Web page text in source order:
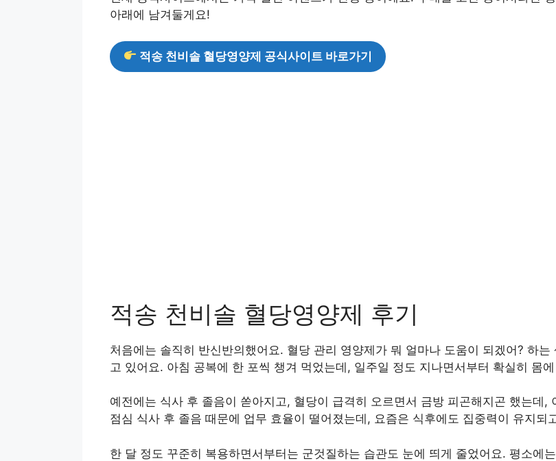
아래에 남겨둘게요!
적송 천비솔 혈당영양제 공식사이트 바로가기
적송 천비솔 혈당영양제 후기
처음에는 솔직히 반신반의했어요. 혈당 관리 영양제가 뭐 얼마나 도움이 되겠어? 하
고 있어요. 아침 공복에 한 포씩 챙겨 먹었는데, 일주일 정도 지나면서부터 확실히 몸
예전에는 식사 후 졸음이 쏟아지고, 혈당이 급격히 오르면서 금방 피곤해지곤 했는데,
점심 식사 후 졸음 때문에 업무 효율이 떨어졌는데, 요즘은 식후에도 집중력이 유지되
한 달 정도 꾸준히 복용하면서부터는 군것질하는 습관도 눈에 띄게 줄었어요. 평소에